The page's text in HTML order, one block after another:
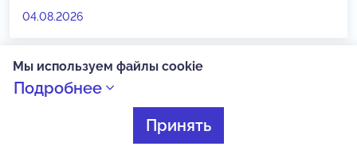
04.08.2026
НЕЙМАРК
Мы используем файлы cookie
Подробнее
Принять